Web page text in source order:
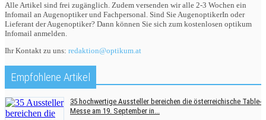
Alle Artikel sind frei zugänglich. Zudem versenden wir alle 2-3 Wochen ein
Infomail an Augenoptiker und Fachpersonal. Sind Sie AugenoptikerIn oder
Lieferant der Augenoptiker? Dann können Sie sich zum kostenlosen optikum
Infomail anmelden.
Ihr Kontakt zu uns: redaktion@optikum.at
Empfohlene Artikel
35 hochwertige Aussteller bereichen die österreichische Table-
Messe am 19. September in...